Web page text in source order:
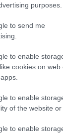
purposes.
to send me
to enable
cookies on web
to enable
of the website or
to enable